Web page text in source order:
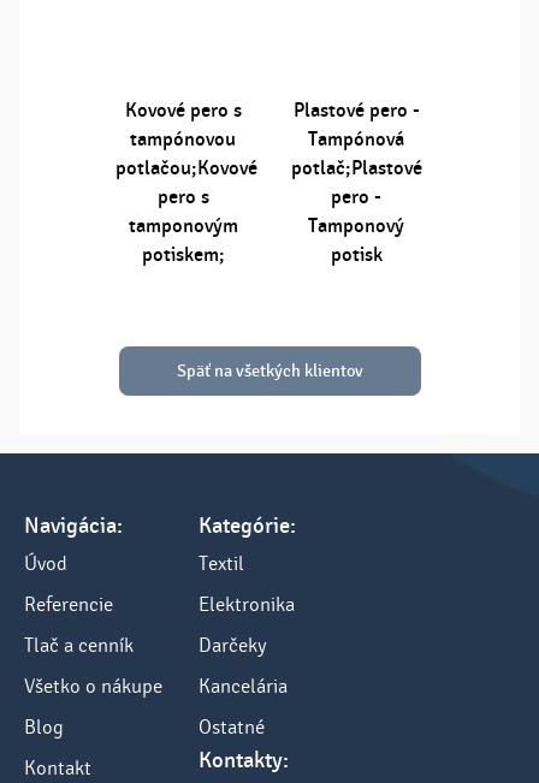
Kovové pero s
tampónovou
potlačou;Kovové
pero s
tamponovým
potiskem;
Plastové pero -
Tampónová
potlač;Plastové
pero -
Tamponový
potisk
Späť na všetkých klientov
Navigácia:
Úvod
Referencie
Tlač a cenník
Všetko o nákupe
Blog
Kontakt
Kategórie:
Textil
Elektronika
Darčeky
Kancelária
Ostatné
Kontakty: